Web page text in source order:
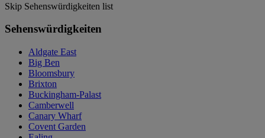
Skip Sehenswürdigkeiten list
Sehenswürdigkeiten
Aldgate East
Big Ben
Bloomsbury
Brixton
Buckingham-Palast
Camberwell
Canary Wharf
Covent Garden